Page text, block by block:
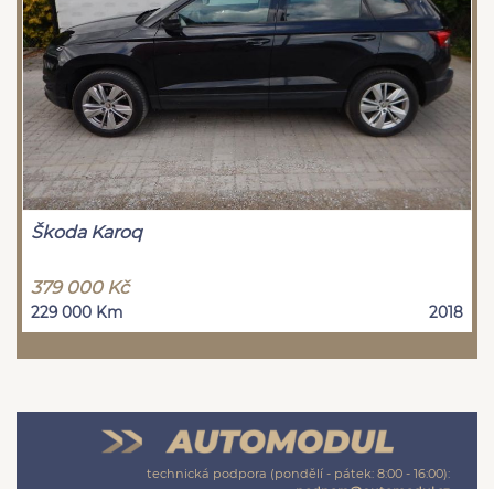
Škoda Karoq
379 000 Kč
229 000 Km 2018
technická podpora (pondělí - pátek: 8:00 - 16:00):